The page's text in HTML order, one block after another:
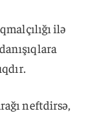
ilə
neftdirsə,